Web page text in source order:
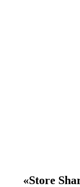
«Store